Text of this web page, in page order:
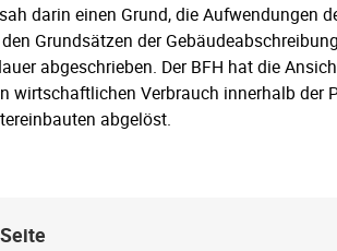
darin einen Grund, die Aufwendungen
Grundsätzen der
abgeschrieben. Der BFH hat die
wirtschaftlichen Verbrauch innerhalb der
abgelöst.